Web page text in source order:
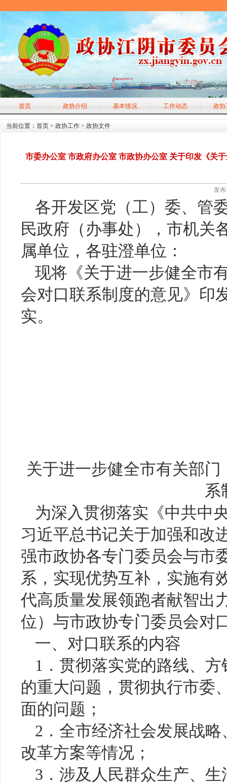
首页 政协介绍 基本情况 工作动态 政协
当前位置： 首页 > 政协工作 > 政协文件
市委办公室 市政府办公室 市政协办公室 关于印发《关
发
各开发区党（工）委、管
民政府（办事处），市机关
属单位，各驻澄单位：
现将《关于进一步健全市
会对口联系制度的意见》印
实。
关于进一步健全市有关部
系
为深入贯彻落实《中共中
习近平总书记关于加强和改
强市政协各专门委员会与市
系，实现优势互补，实施有
代高质量发展领跑者献智出
位）与市政协专门委员会对
一、对口联系的内容
1．贯彻落实党的路线、
的重大问题，贯彻执行市委
面的问题；
2．全市经济社会发展战
改革方案等情况；
3．涉及人民群众生产、